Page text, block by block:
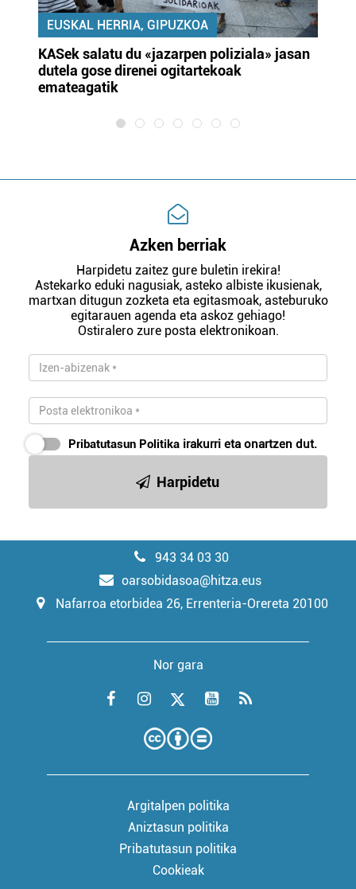
EUSKAL HERRIA, GIPUZKOA
KASek salatu du «jazarpen poliziala» jasan
dutela gose direnei ogitartekoak
emateagatik
Azken berriak
Harpidetu zaitez gure buletin irekira!
Astekarko eduki nagusiak, asteko albiste ikusienak,
martxan ditugun zozketa eta egitasmoak, asteburuko
egitarauen agenda eta askoz gehiago!
Ostiralero zure posta elektronikoan.
Pribatutasun Politika irakurri eta onartzen dut.
Harpidetu
943 34 03 30
oarsobidasoa@hitza.eus
Nafarroa etorbidea 26, Errenteria-Orereta 20100
Nor gara
Argitalpen politika
Aniztasun politika
Pribatutasun politika
Cookieak